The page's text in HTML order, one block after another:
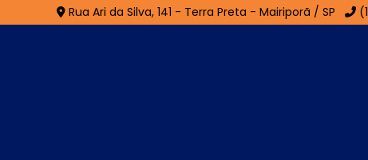
Rua Ari da Silva, 141 - Terra Preta - Mairiporã / SP